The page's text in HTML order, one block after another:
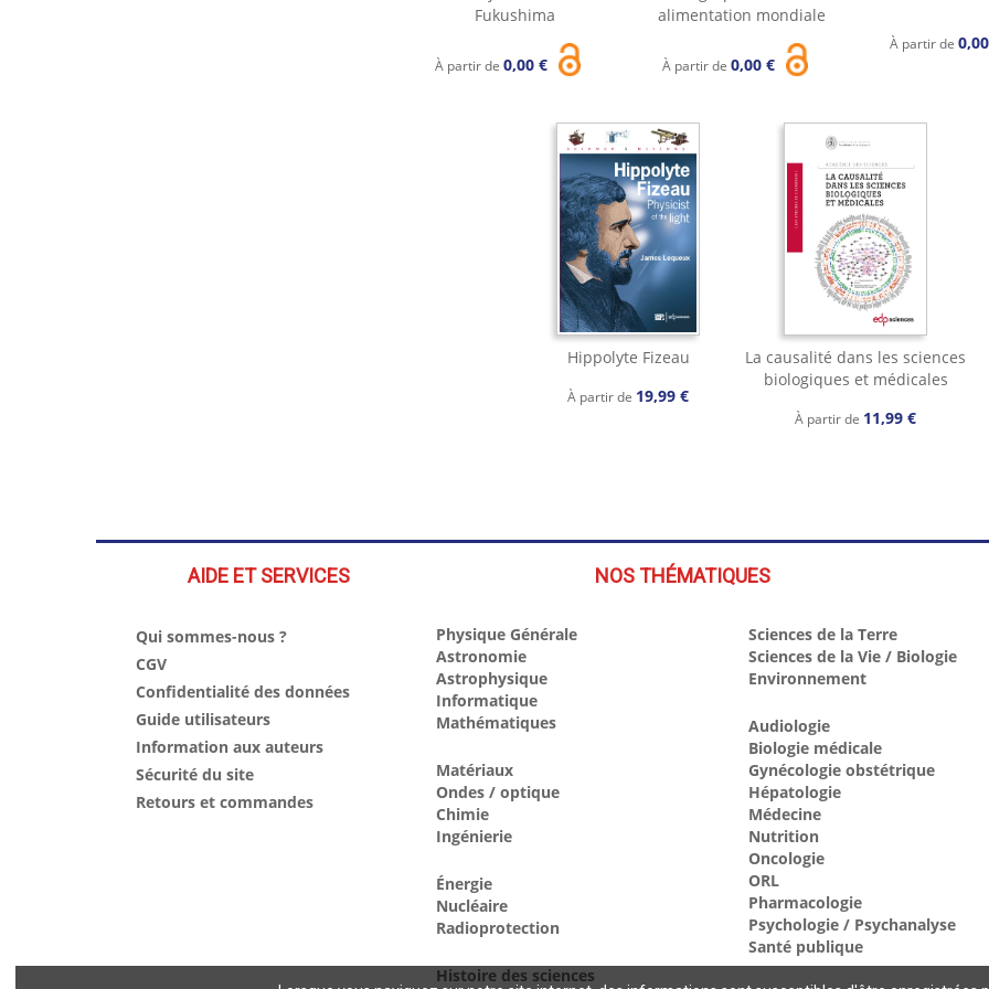
Fukushima
À partir de 0,00 €
alimentation mondiale
À partir de 0,00 €
À partir de
Hippolyte Fizeau
À partir de 19,99 €
La causalité dans les sciences
biologiques et médicales
À partir de 11,99 €
AIDE ET SERVICES
Qui sommes-nous ?
CGV
Confidentialité des données
Guide utilisateurs
Information aux auteurs
Sécurité du site
Retours et commandes
NOS THÉMATIQUES
Physique Générale
Astronomie
Astrophysique
Informatique
Mathématiques
Matériaux
Ondes / optique
Chimie
Ingénierie
Énergie
Nucléaire
Radioprotection
Histoire des sciences
Sciences de la Terre
Sciences de la Vie / Biologie
Environnement
Audiologie
Biologie médicale
Gynécologie obstétrique
Hépatologie
Médecine
Nutrition
Oncologie
ORL
Pharmacologie
Psychologie / Psychanalyse
Santé publique